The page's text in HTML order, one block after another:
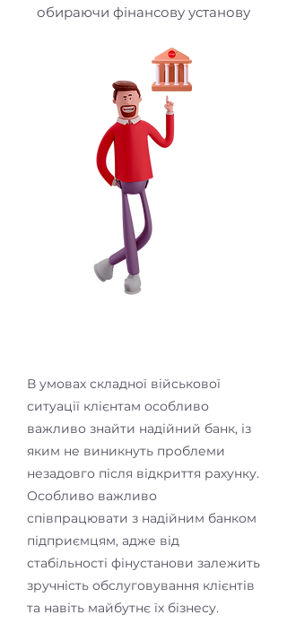
обираючи фінансову установу
В умовах складної військової
ситуації клієнтам особливо
важливо знайти надійний банк, із
яким не виникнуть проблеми
незадовго після відкриття рахунку.
Особливо важливо
співпрацювати з надійним банком
підприємцям, адже від
стабільності фінустанови залежить
зручність обслуговування клієнтів
та навіть майбутнє їх бізнесу.